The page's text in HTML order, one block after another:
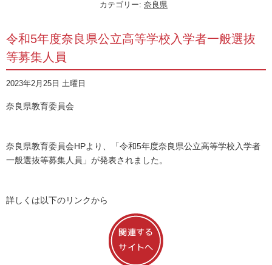
カテゴリー: 奈良県
令和5年度奈良県公立高等学校入学者一般選抜
等募集人員
2023年2月25日 土曜日
奈良県教育委員会
奈良県教育委員会HPより、「令和5年度奈良県公立高等学校入学者
一般選抜等募集人員」が発表されました。
詳しくは以下のリンクから